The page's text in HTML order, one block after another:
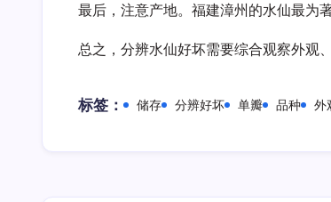
最后，注意产地。福建漳州的水仙最为
总之，分辨水仙好坏需要综合观察外观
标签： 储存 分辨好坏 单瓣 品种 外